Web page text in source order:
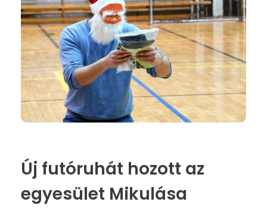
Új futóruhát hozott az
egyesület Mikulása